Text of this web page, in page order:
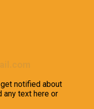
notified about
any text here or